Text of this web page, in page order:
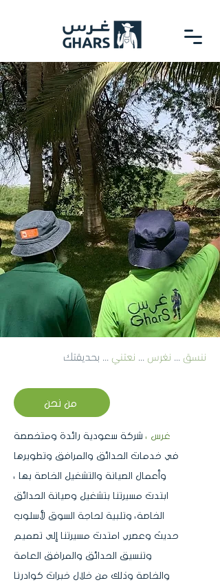
ننسق...نغرس...نعتني... بحديقتك
من نحن
غرس ، شركة سعودية رائدة ومتخصصة
في خدمات الحدائق والمرافق وتطويرها
وأعمال الصيانة والتشغيل الخاصة بها ،
ابتدت مسيرتنا بتشغيل وصيانة الحدائق
الخاصة، وتلبية لحاجة السوق لأسلوب
حديث وعصري امتدت مسيرتنا إلى تصميم
وتنسيق الحدائق والمرافق العامة
والخاصة وذلك من خلال خبرات كوادرنا